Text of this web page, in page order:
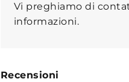
Vi preghiamo di
informazioni.
Recensioni